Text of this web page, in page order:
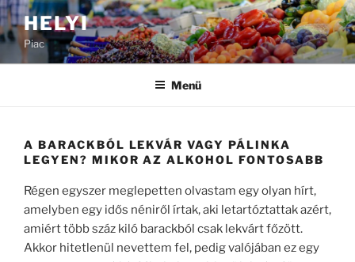
Tartalomhoz
HELYI
Piac
Menü
A BARACKBÓL LEKVÁR VAGY PÁLINKA
LEGYEN? MIKOR AZ ALKOHOL FONTOSABB
Régen egyszer meglepetten olvastam egy olyan hírt,
amelyben egy idős néniről írtak, aki letartóztattak azért,
amiért több száz kiló barackból csak lekvárt főzött.
Akkor hitetlenül nevettem fel, pedig valójában ez egy